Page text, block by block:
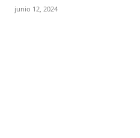
junio 12, 2024